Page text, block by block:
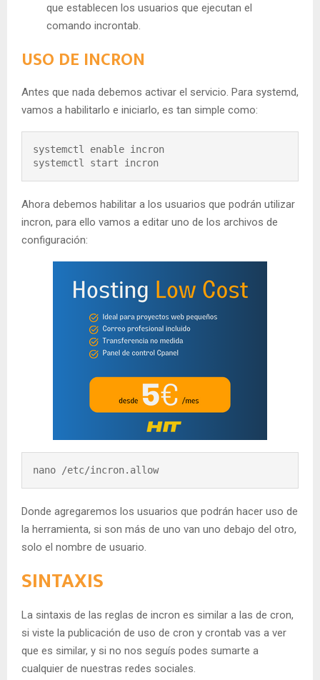
que establecen los usuarios que ejecutan el
comando incrontab.
USO DE INCRON
Antes que nada debemos activar el servicio. Para systemd,
vamos a habilitarlo e iniciarlo, es tan simple como:
systemctl enable incron
systemctl start incron
Ahora debemos habilitar a los usuarios que podrán utilizar
incron, para ello vamos a editar uno de los archivos de
configuración:
nano /etc/incron.allow
Donde agregaremos los usuarios que podrán hacer uso de
la herramienta, si son más de uno van uno debajo del otro,
solo el nombre de usuario.
SINTAXIS
La sintaxis de las reglas de incron es similar a las de cron,
si viste la publicación de uso de cron y crontab vas a ver
que es similar, y si no nos seguís podes sumarte a
cualquier de nuestras redes sociales.